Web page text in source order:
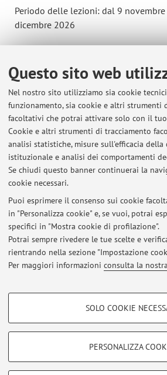
Questo sito web
Nel nostro sito utilizziamo sia cookie
funzionamento, sia cookie e altri strumenti
facoltativi che potrai attivare solo con il tuo
Cookie e altri strumenti di tracciamento
analisi statistiche, misure sull'efficacia della
istituzionale e analisi dei comportamenti
Se chiudi questo banner continuerai la
cookie necessari.
Puoi esprimere il consenso sui cookie
in "Personalizza cookie" e, se vuoi, potrai
specifici in "Mostra cookie di profilazione".
Potrai sempre rivedere le tue scelte e
rientrando nella sezione "Impostazione
Per maggiori informazioni consulta la
COOKIE DI PROFILAZIONE -
SOLO COOKIE
PERSONALIZZA
Periodo delle lezioni: dal 9
dicembre 2026
94473 - HISTOIRE
L'AFRIQUE DU NORD ET DU
cfu
Campus:Ravenna
Corso:
Laurea Magistrale in
on Human Rights and
Ultimi avvisi
Seminari "Uomini, Natura, Tecnologia"
Pubblicato il: 25 febbraio 2025
Area riservata
Accedi tramiteloginper gestire tutti i